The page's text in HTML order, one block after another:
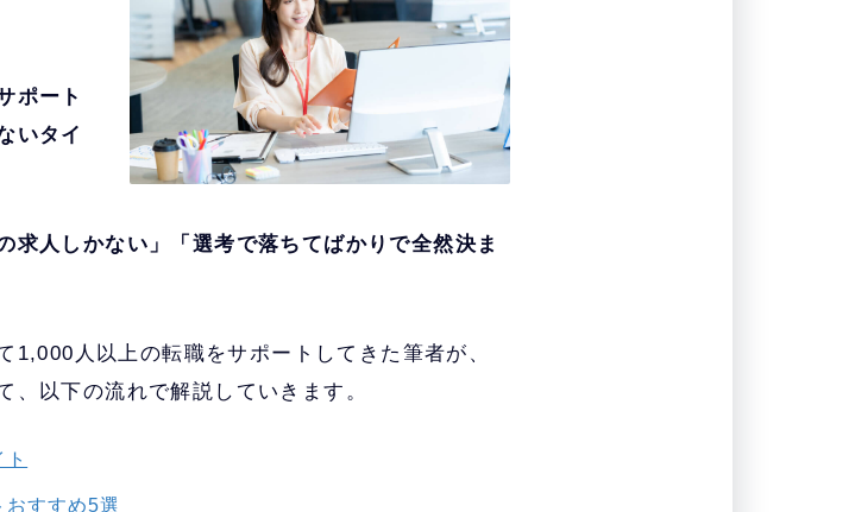
ポート
いタイ
求人しかない」「選考で落ちてばかりで全然決ま
1,000人以上の転職をサポートしてきた筆者が、
以下の流れで解説していきます。
おすすめ5選